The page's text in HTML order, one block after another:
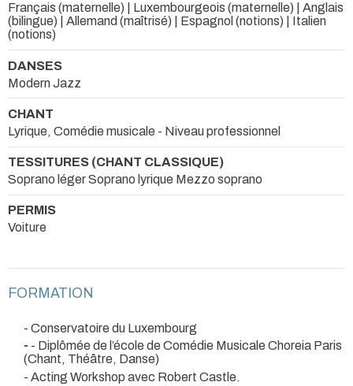
Français (maternelle) | Luxembourgeois (maternelle) | Anglais
(bilingue) | Allemand (maîtrisé) | Espagnol (notions) | Italien
(notions)
DANSES
Modern Jazz
CHANT
Lyrique, Comédie musicale - Niveau professionnel
TESSITURES (CHANT CLASSIQUE)
Soprano léger Soprano lyrique Mezzo soprano
PERMIS
Voiture
FORMATION
- Conservatoire du Luxembourg
- - Diplômée de l’école de Comédie Musicale Choreia Paris
(Chant, Théâtre, Danse)
- Acting Workshop avec Robert Castle.